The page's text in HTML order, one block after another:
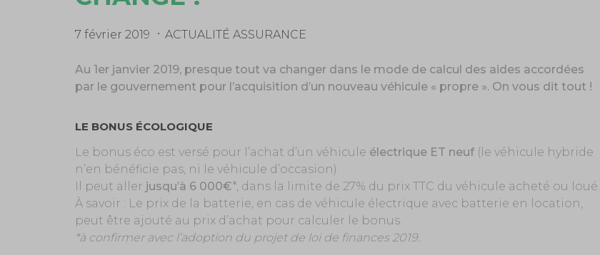
7 février 2019 ACTUALITÉ ASSURANCE
Au 1er janvier 2019, presque tout va changer dans le mode de calcul des aides accordées
par le gouvernement pour l’acquisition d’un nouveau véhicule « propre ». On vous dit tout !
LE BONUS ÉCOLOGIQUE
Le bonus éco est versé pour l’achat d’un véhicule électrique ET neuf(le véhicule hybride
n’en bénéficie pas, ni le véhicule d’occasion).
Il peut aller jusqu’à 6 000€*, dans la limite de 27% du prix TTC du véhicule acheté ou loué.
À savoir : Le prix de la batterie, en cas de véhicule électrique avec batterie en location,
peut être ajouté au prix d’achat pour calculer le bonus.
*à confirmer avec l’adoption du projet de loi de finances 2019.